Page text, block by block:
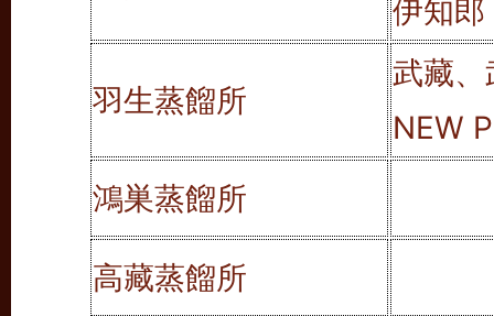
伊知郎
羽生蒸餾所
武藏、
NEW
鴻巣蒸餾所
高藏蒸餾所